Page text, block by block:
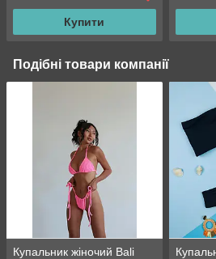
Купити
Подібні товари компанії
Купальник жіночий Bali